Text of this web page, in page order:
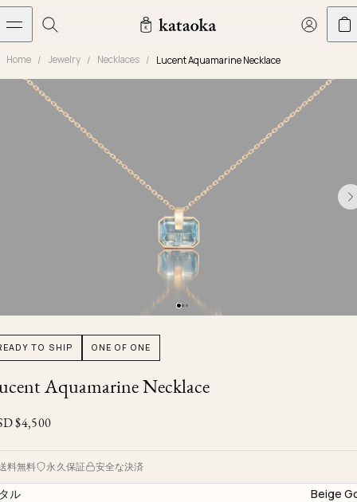
メインコンテンツへスキップ
Marriage rings
Latest creations
Collections
Engagement Rings
Bracelets
New Arrivals
One of One
Limited Edition
Taste of Light
Herbarium
Calyx
Brut
Plates
Ojyu Boxes
Lights
Objects
Our Houses of Artistry
Chronicles
Custom-blended Metal
Book an Appointment
Resizing & Repairs
Limited Lifetime Warranty
Home Jewelry Necklaces Lucent Aquamarine Necklace
TO SHIP ONE OF ONE
Aquamarine Necklace
$4,500
料無料 永久保証 安全な決済
ル Beige